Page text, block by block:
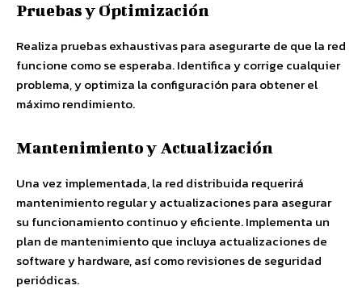
Pruebas y Optimización
Realiza pruebas exhaustivas para asegurarte de que la red
funcione como se esperaba. Identifica y corrige cualquier
problema, y optimiza la configuración para obtener el
máximo rendimiento.
Mantenimiento y Actualización
Una vez implementada, la red distribuida requerirá
mantenimiento regular y actualizaciones para asegurar
su funcionamiento continuo y eficiente. Implementa un
plan de mantenimiento que incluya actualizaciones de
software y hardware, así como revisiones de seguridad
periódicas.